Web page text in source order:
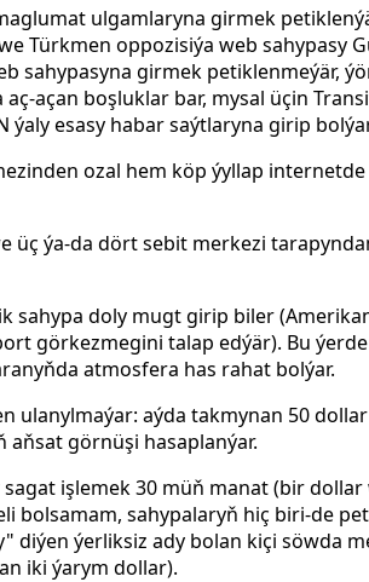
ulgamlaryna girmek
Türkmen oppozisiýa web sahypasy
sahypasyna girmek petiklenmeýär,
açan boşluklar bar, mysal üçin
ýaly esasy habar saýtlaryna girip
ozal hem köp ýyllap
üç ýa-da dört sebit merkezi
sahypa doly mugt girip biler
görkezmegini talap edýär). Bu
atmosfera has rahat bolýar.
ulanylmaýar: aýda takmynan 50
görnüşi hasaplanýar.
işlemek 30 müň manat (bir
bolsamam, sahypalaryň hiç biri-de
ýerliksiz ady bolan kiçi söwda
iki ýarym dollar).